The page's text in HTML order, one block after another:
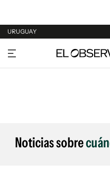
URUGUAY
URUGUAY
ARGENTINA
Noticias sobre